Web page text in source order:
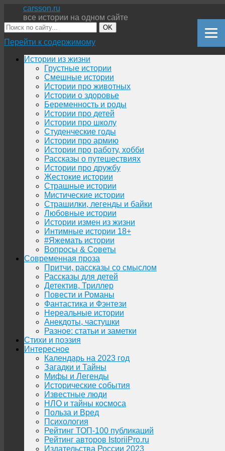
carsson.ru
все истории на одном сайте
OK
Перейти к содержимому
Истории из жизни
Грустные истории
Смешные истории
Истории про животных
Истории о здоровье
Беременность и роды
Истории про детей
Истории про школу
Студенческие годы
Истории про армию
Истории про работу, хобби
Рассказы о путешествиях
Истории про дружбу
Жестокие истории
Страшные истории
Мистические истории
Страшилки, легенды и байки
Любовные истории
Истории измен из жизни
Интимные истории 18+
#Яжемать истории
Вопросы & Советы
Современная проза
Притчи, рассказы со смыслом
Рассказы для детей
Детектив, Триллер
Повести и Романы
Фантастика и Фэнтези
Нереальные истории
Анекдоты, частушки
Разное: статьи и заметки
Стихи и поэзия
Интересное
Календарь на 2023 год
Загадки и Тайны
Мифы и Легенды
Исторические события
Известные люди
НЛО и тайны космоса
Польза и Вред
Психология
Рейтинг ТОП-100 публикаций
Рейтинг авторов IstoriiPro.ru
Издательства России 2023